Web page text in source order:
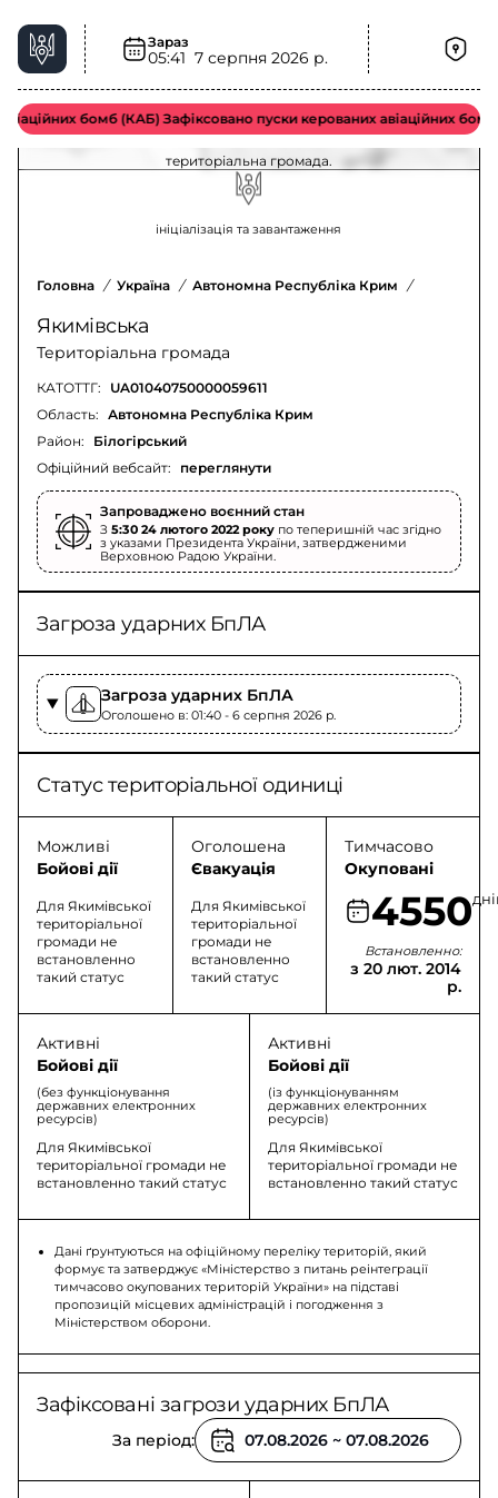
Зараз
05:41 7 серпня 2026 р.
бомб (КАБ) Зафіксовано пуски керованих авіаційних бомб
Загроза ударних БпЛА у Якимівська
територіальна громада – актуальна ситуація
Оновлення щодо загрози ударних БпЛА у Якимівська
територіальна громада.
ініціалізація та завантаження
Головна / Україна / Автономна Республіка Крим /
Якимівська
Територіальна громада
КАТОТТГ: UA01040750000059611
Офіційний вебсайт: переглянути
Область: Автономна Республіка Крим
Район:
Білогірський
Запроваджено воєнний стан
З 5:30 24 лютого 2022 року по теперишній час згідно
з указами Президента України, затвердженими
Верховною Радою України.
Загроза ударних БпЛА
Загроза ударних БпЛА
Оголошено в: 01:40 - 6 серпня 2026 p.
Статус територіальної одиниці
Можливі
Бойові дії
Для Якимівської
територіальної
громади не
встановленно
такий статус
Оголошена
Євакуація
Для Якимівської
територіальної
громади не
встановленно
такий статус
Тимчасово
Окуповані
4550
Встановленно:
з 20 лют. 2014
р.
Активні
Бойові дії
(без функціонування
державних електронних
ресурсів)
Для Якимівської
територіальної громади не
встановленно такий статус
Активні
Бойові дії
(із функціонуванням
державних електронних
ресурсів)
Для Якимівської
територіальної громади не
встановленно такий статус
Дані ґрунтуються на офіційному переліку територій, який
формує та затверджує «Міністерство з питань реінтеграції
тимчасово окупованих територій України» на підставі
пропозицій місцевих адміністрацій і погодження з
Міністерством оборони.
Зафіксовані загрози ударних БпЛА
За період: